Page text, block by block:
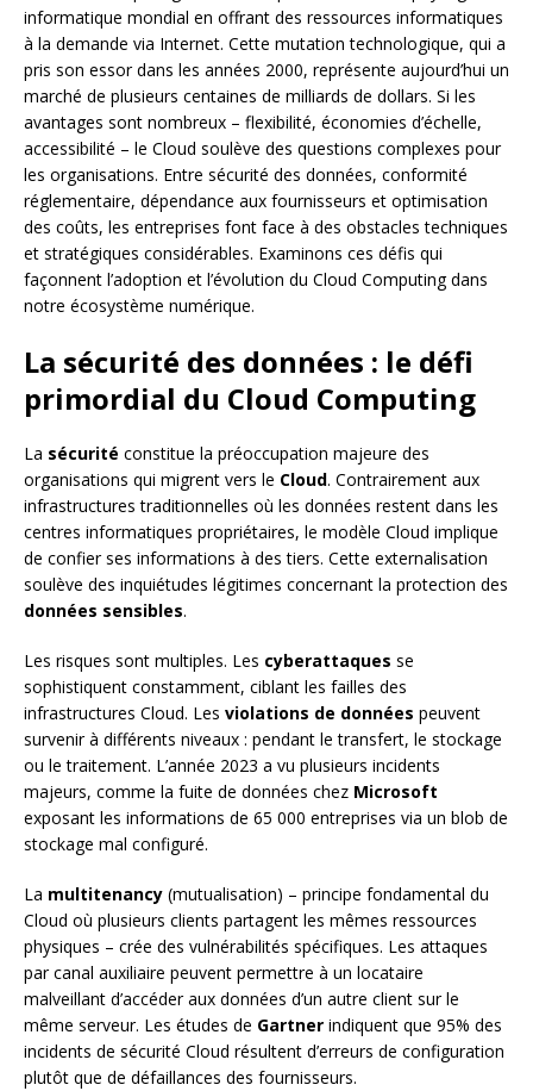
informatique mondial en offrant des ressources informatiques
à la demande via Internet. Cette mutation technologique, qui a
pris son essor dans les années 2000, représente aujourd’hui un
marché de plusieurs centaines de milliards de dollars. Si les
avantages sont nombreux – flexibilité, économies d’échelle,
accessibilité – le Cloud soulève des questions complexes pour
les organisations. Entre sécurité des données, conformité
réglementaire, dépendance aux fournisseurs et optimisation
des coûts, les entreprises font face à des obstacles techniques
et stratégiques considérables. Examinons ces défis qui
façonnent l’adoption et l’évolution du Cloud Computing dans
notre écosystème numérique.
La sécurité des données : le défi
primordial du Cloud Computing
La sécurité constitue la préoccupation majeure des
organisations qui migrent vers le Cloud. Contrairement aux
infrastructures traditionnelles où les données restent dans les
centres informatiques propriétaires, le modèle Cloud implique
de confier ses informations à des tiers. Cette externalisation
soulève des inquiétudes légitimes concernant la protection des
données sensibles.
Les risques sont multiples. Les cyberattaques se
sophistiquent constamment, ciblant les failles des
infrastructures Cloud. Les violations de données peuvent
survenir à différents niveaux : pendant le transfert, le stockage
ou le traitement. L’année 2023 a vu plusieurs incidents
majeurs, comme la fuite de données chez Microsoft
exposant les informations de 65 000 entreprises via un blob de
stockage mal configuré.
La multitenancy (mutualisation) – principe fondamental du
Cloud où plusieurs clients partagent les mêmes ressources
physiques – crée des vulnérabilités spécifiques. Les attaques
par canal auxiliaire peuvent permettre à un locataire
malveillant d’accéder aux données d’un autre client sur le
même serveur. Les études de Gartner indiquent que 95% des
incidents de sécurité Cloud résultent d’erreurs de configuration
plutôt que de défaillances des fournisseurs.